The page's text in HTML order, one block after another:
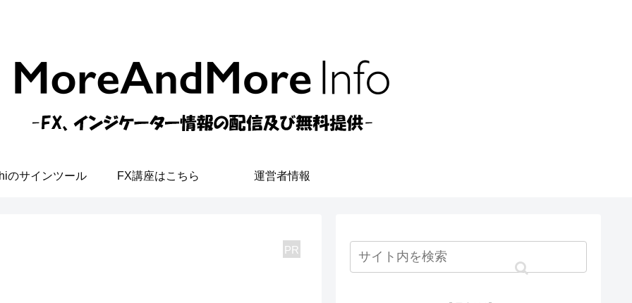
のサインツール FX講座はこちら 運営者情報
PR